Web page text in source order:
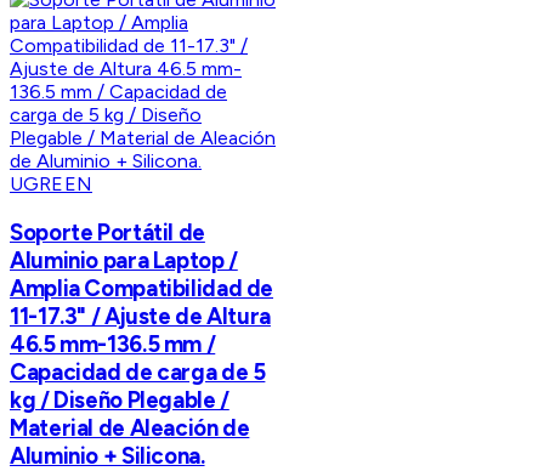
UGREEN
Soporte Portátil de
Aluminio para Laptop /
Amplia Compatibilidad de
11-17.3" / Ajuste de Altura
46.5 mm-136.5 mm /
Capacidad de carga de 5
kg / Diseño Plegable /
Material de Aleación de
Aluminio + Silicona.